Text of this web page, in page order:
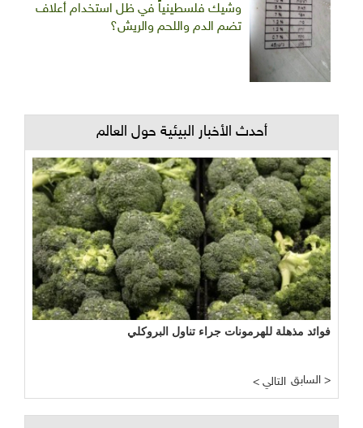
وشيك فلسطينياً في ظل استخدام أعلاف
تضم الدم واللحم والريش؟
أحدث الأخبار البيئية حول العالم
نجاح مبشر وواعد لتجربة الأراضي الرطبة المصطنعة في معالجة
< التالي السابق >